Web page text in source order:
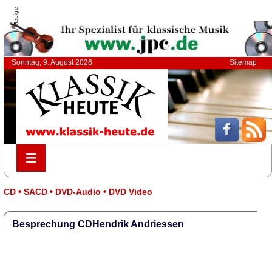
Anzeige
Sonntag, 9. August 2026 Sitemap
≡
≡
CD • SACD • DVD-Audio • DVD Video
Besprechung CDHendrik Andriessen